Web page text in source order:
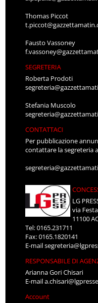
Thomas Piccot
Fausto Vassoney
SEGRETERIA
Roberta Prodoti
Stefania Muscolo
CONTATTACI
Per pubblicazione
contattare la segreteria
LG
via
11100
Tel: 0165.231711
Fax: 0165.1820141
E-mail
RESPONSABILE DI
Arianna Gori Chisari
E-mail
Account